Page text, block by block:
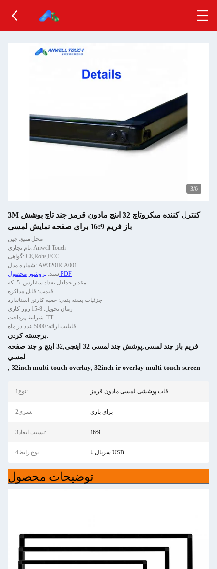
3/6
3M کنترل کننده میکروتاچ 32 اینچ مادون قرمز چند تاچ پوشش
باز فریم 16:9 برای صفحه نمایش لمسی
محل منبع: چین
نام تجاری: Anwell Touch
گواهی: CE,Rohs,FCC
شماره مدل: AW320IR-A001
سند: بروشور محصول PDF
مقدار حداقل تعداد سفارش: 5 تکه
قیمت: قابل مذاکره
جزئیات بسته بندی: جعبه کارتن استاندارد
زمان تحویل: 8-15 روز کاری
شرایط پرداخت: TT
قابلیت ارائه: 5000 عدد در ماه
برجسته کردن:
فریم باز چند لمسی,پوشش چند لمسی 32 اینچی,32 اينچ و چند صفحه
لمسي
, 32inch multi touch overlay, 32inch ir overlay multi touch screen
1نوع: قاب پوششی لمسی مادون قرمز
2سری: برای بازی
3نسبت ابعاد: 16:9
4نوع رابط: سریال یا USB
توضیحات محصول